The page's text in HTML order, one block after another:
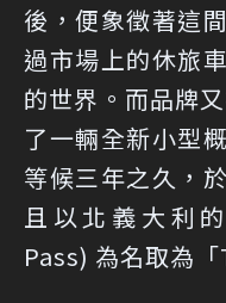
後，便象徵著這
過市場上的休旅
的世界。而品牌
了一輛全新小型
等候三年之久，
且以北義大利
Pass) 為名取為